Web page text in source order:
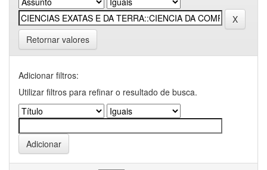
Retornar valores
Adicionar filtros:
Utilizar filtros para refinar o resultado de busca.